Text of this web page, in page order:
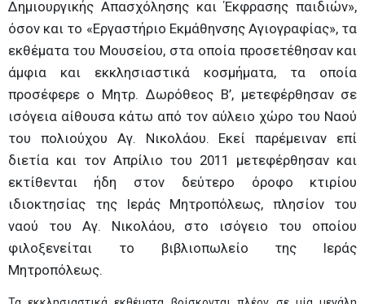
Δημιουργικής Απασχόλησης και Έκφρασης παιδιών»,
όσον και το «Εργαστήριο Εκμάθηνσης Αγιογραφίας», τα
εκθέματα του Μουσείου, στα οποία προσετέθησαν και
άμφια και εκκλησιαστικά κοσμήματα, τα οποία
προσέφερε ο Μητρ. Δωρόθεος Β’, μετεφέρθησαν σε
ισόγεια αίθουσα κάτω από τον αύλειο χώρο του Ναού
του πολιούχου Αγ. Νικολάου. Εκεί παρέμειναν επί
διετία και τον Απρίλιο του 2011 μετεφέρθησαν και
εκτίθενται ήδη στον δεύτερο όροφο κτιρίου
ιδιοκτησίας της Ιεράς Μητροπόλεως, πλησίον του
ναού του Αγ. Νικολάου, στο ισόγειο του οποίου
φιλοξενείται το βιβλιοπωλείο της Ιεράς
Μητροπόλεως.